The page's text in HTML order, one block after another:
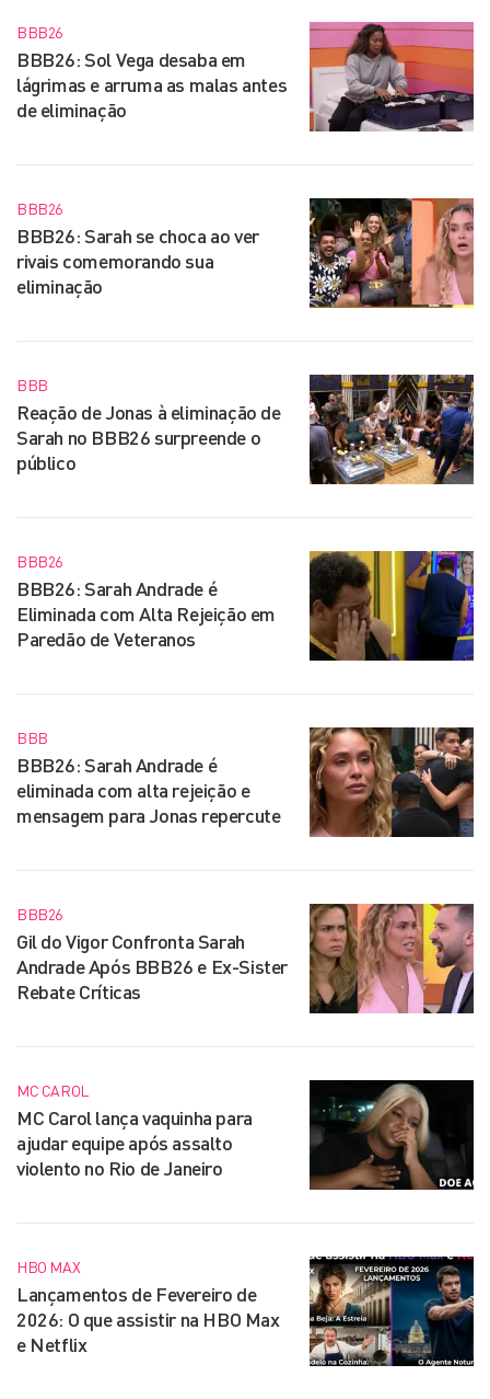
BBB26
BBB26: Sol Vega desaba em
lágrimas e arruma as malas antes
de eliminação
BBB26
BBB26: Sarah se choca ao ver
rivais comemorando sua
eliminação
BBB
Reação de Jonas à eliminação de
Sarah no BBB26 surpreende o
público
BBB26
BBB26: Sarah Andrade é
Eliminada com Alta Rejeição em
Paredão de Veteranos
BBB
BBB26: Sarah Andrade é
eliminada com alta rejeição e
mensagem para Jonas repercute
BBB26
Gil do Vigor Confronta Sarah
Andrade Após BBB26 e Ex-Sister
Rebate Críticas
MC CAROL
MC Carol lança vaquinha para
ajudar equipe após assalto
violento no Rio de Janeiro
HBO MAX
Lançamentos de Fevereiro de
2026: O que assistir na HBO Max
e Netflix